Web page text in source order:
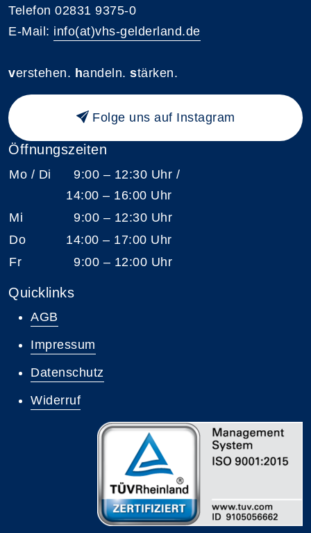
Telefon 02831 9375-0
E-Mail: info(at)vhs-gelderland.de
verstehen. handeln. stärken.
Folge uns auf Instagram
Öffnungszeiten
Mo / Di
9:00 – 12:30 Uhr /
14:00 – 16:00 Uhr
Mi
9:00 – 12:30 Uhr
Do
14:00 – 17:00 Uhr
Fr
9:00 – 12:00 Uhr
Quicklinks
AGB
Impressum
Datenschutz
Widerruf